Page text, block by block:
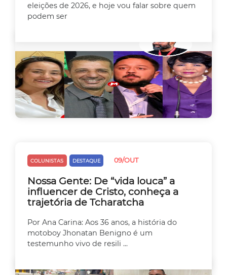
eleições de 2026, e hoje vou falar sobre quem
podem ser
COLUNISTAS DESTAQUE 09/OUT
Nossa Gente: De “vida louca” a
influencer de Cristo, conheça a
trajetória de Tcharatcha
Por Ana Carina: Aos 36 anos, a história do
motoboy Jhonatan Benigno é um
testemunho vivo de resili ...